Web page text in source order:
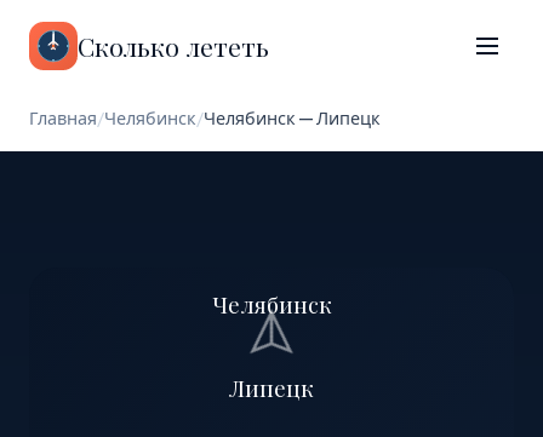
Сколько лететь
Главная/Челябинск/Челябинск — Липецк
Челябинск
Липецк